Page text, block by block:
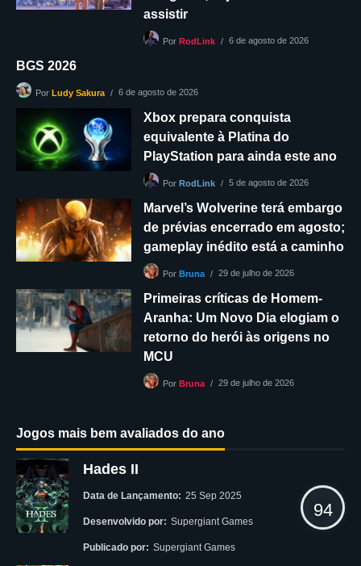
assistir
PorRodLink 6 de agosto de 2026
BGS 2026
PorLudy Sakura 6 de agosto de 2026
Xbox prepara conquista
equivalente à Platina do
PlayStation para ainda este ano
PorRodLink 5 de agosto de 2026
Marvel’s Wolverine terá embargo
de prévias encerrado em agosto;
gameplay inédito está a caminho
PorBruna 29 de julho de 2026
Primeiras críticas de Homem-
Aranha: Um Novo Dia elogiam o
retorno do herói às origens no
MCU
PorBruna 29 de julho de 2026
Jogos mais bem avaliados do ano
Hades II
Data de Lançamento: 25 Sep 2025
Desenvolvido por: Supergiant Games
Publicado por: Supergiant Games
94